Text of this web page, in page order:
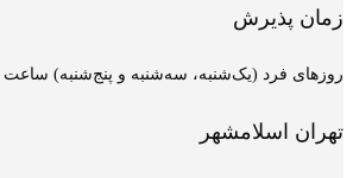
زمان پذیرش
روزهای فرد (یک‌شنبه، سه‌شنبه و پنج‌شنبه) ساعت 15:00 الی 20:00
تهران اسلامشهر